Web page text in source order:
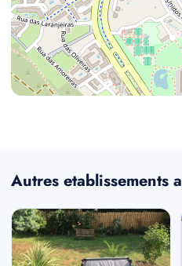
Autres etablissements